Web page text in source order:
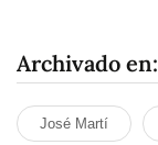
Archivado en:
José Martí